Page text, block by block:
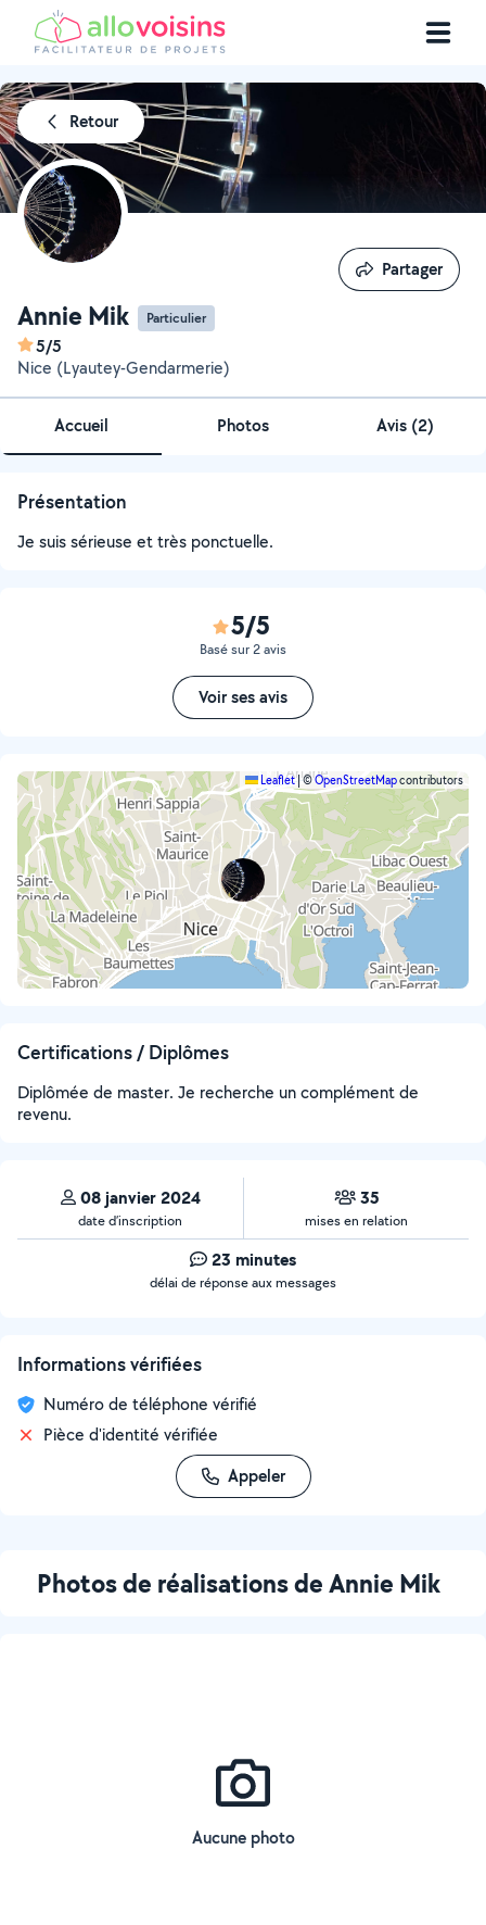
Retour
Annie Mik Particulier
5/5
Nice (Lyautey-Gendarmerie)
Partager
Partager
Accueil Photos Avis (2)
Présentation
Je suis sérieuse et très ponctuelle.
5/5
Basé sur 2 avis
Voir ses avis
Leaflet ©OpenStreetMapcontributors
Certifications / Diplômes
Diplômée de master. Je recherche un complément de
revenu.
08 janvier 2024
date d’inscription
35
mises en relation
23 minutes
délai de réponse aux messages
Informations vérifiées
Numéro de téléphone vérifié
Pièce d'identité vérifiée
Appeler
Photos de réalisations de Annie Mik
Aucune photo